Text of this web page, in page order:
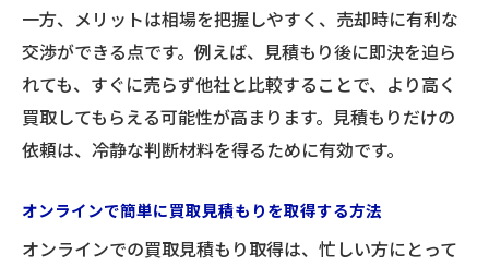
一方、メリットは相場を把握しやすく、売却時に有利な
交渉ができる点です。例えば、見積もり後に即決を迫ら
れても、すぐに売らず他社と比較することで、より高く
買取してもらえる可能性が高まります。見積もりだけの
依頼は、冷静な判断材料を得るために有効です。
オンラインで簡単に買取見積もりを取得する方法
オンラインでの買取見積もり取得は、忙しい方にとって